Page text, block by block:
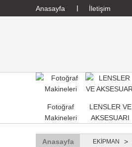
Anasayfa İletişim
Fotoğraf
Makineleri
LENSLER VE
AKSESUARI
Anasayfa EKİPMAN